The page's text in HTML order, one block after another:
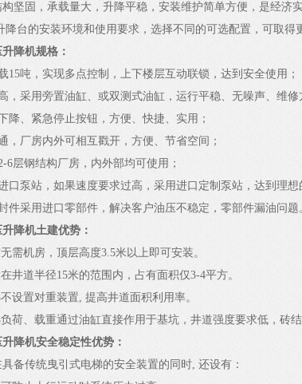
坚固，承载量大，升降平稳，安装维护简单方便，是经济
降台的安装环境和使用要求，选择不同的可选配置，可取得
降机规格：
15吨，实现多点控制，上下楼层互动联锁，达到安全使用；
，采用旁置油缸、或双测式油缸，运行平稳、无噪声、维修
降、紧急停止按钮，方便、快捷、实用；
，厂房内外可相互戳开，方便、节省空间；
6层钢结构厂房，内外部均可使用；
口泵站，如果速度要求过高，采用进口定制泵站，达到理想
件采用进口零部件，解决客户油压不稳定，零部件漏油问题
降机土建优势：
需机房，顶层高度3.5米以上即可安装。
井道半径15米的范围内，占有面积仅3-4平方。
设置对重装置, 提高井道面积利用率。
荷、载重通过油缸直接作用于基坑，井道强度要求低，砖
降机安全稳定性优势：
备传统曳引式电梯的安全装置的同时, 还设有：